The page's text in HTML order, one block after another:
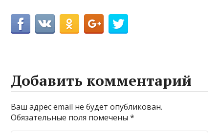
Добавить комментарий
Ваш адрес email не будет опубликован.
Обязательные поля помечены*